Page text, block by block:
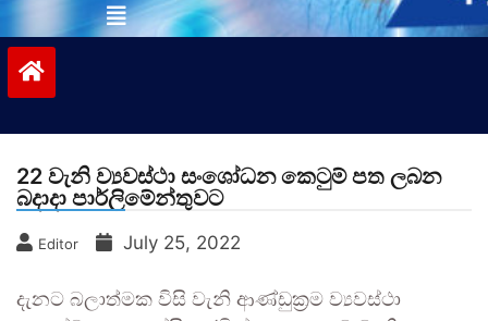
22 වැනි ව්‍යවස්ථා සංශෝධන කෙටුම් පත ලබන
බදාදා පාර්ලිමේන්තුවට
Editor July 25, 2022
දැනට බලාත්මක විසි වැනි ආණ්ඩුක‍්‍රම ව්‍යවස්ථා